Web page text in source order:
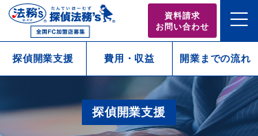
資料請求
お問い合わせ
探偵開業支援 費用・収益 開業までの流れ
探偵開業支援